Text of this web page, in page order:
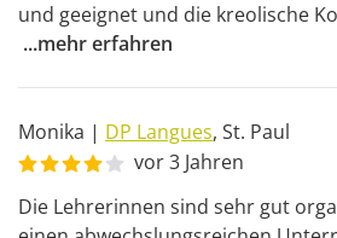
und geeignet und die kreolische
...mehr erfahren
Monika | DP Langues, St. Paul
vor 3 Jahren
Die Lehrerinnen sind sehr gut